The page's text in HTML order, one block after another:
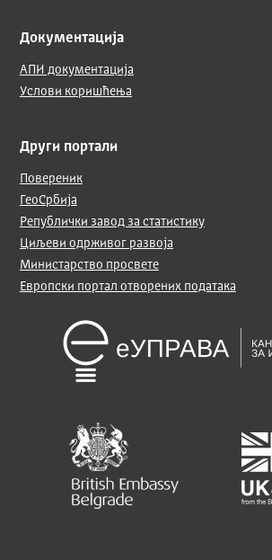
Документација
АПИ документација
Услови коришћења
Други портали
Повереник
ГеоСрбија
Републички завод за статистику
Циљеви одрживог развоја
Министарство просвете
Европски портал отворених података